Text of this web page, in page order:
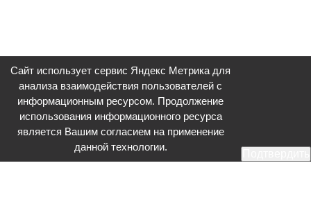
Сайт использует сервис Яндекс Метрика для
анализа взаимодействия пользователей с
информационным ресурсом. Продолжение
использования информационного ресурса
является Вашим согласием на применение
данной технологии.